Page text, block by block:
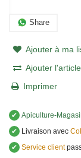
Share
Ajouter à ma
Ajouter
Imprimer
✔ Apiculture-
✔
Livraison avec
✔ Service client